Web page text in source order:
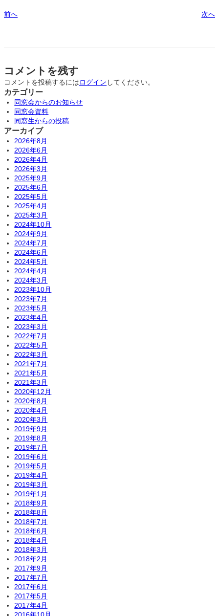
前へ 次へ
コメントを残す
コメントを投稿するにはログイン してください。
カテゴリー
同窓会からのお知らせ
同窓会資料
同窓生からの投稿
アーカイブ
2026年8月
2026年6月
2026年4月
2026年3月
2025年9月
2025年6月
2025年5月
2025年4月
2025年3月
2024年10月
2024年9月
2024年7月
2024年6月
2024年5月
2024年4月
2024年3月
2023年10月
2023年7月
2023年5月
2023年4月
2023年3月
2022年7月
2022年5月
2022年3月
2021年7月
2021年5月
2021年3月
2020年12月
2020年8月
2020年4月
2020年3月
2019年9月
2019年8月
2019年7月
2019年6月
2019年5月
2019年4月
2019年3月
2019年1月
2018年9月
2018年8月
2018年7月
2018年6月
2018年4月
2018年3月
2018年2月
2017年9月
2017年7月
2017年6月
2017年5月
2017年4月
2016年10月